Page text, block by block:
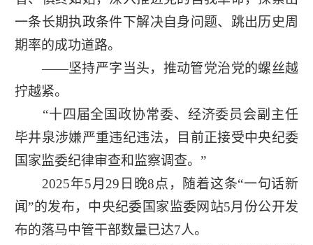
一条长期执政条件下解决自身问题、跳出历史周
期率的成功道路。
——坚持严字当头，推动管党治党的螺丝越
拧越紧。
“十四届全国政协常委、经济委员会副主任
毕井泉涉嫌严重违纪违法，目前正接受中央纪委
国家监委纪律审查和监察调查。”
2025年5月29日晚8点，随着这条“一句话新
闻”的发布，中央纪委国家监委网站5月份公开发
布的落马中管干部数量已达7人。